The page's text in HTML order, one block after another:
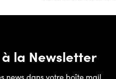
la Newsletter
news dans votre boîte mail